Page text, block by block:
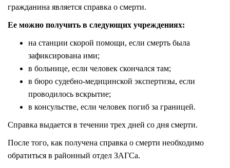
гражданина является справка о смерти.
Ее можно получить в следующих учреждениях:
на станции скорой помощи, если смерть была
зафиксирована ими;
в больнице, если человек скончался там;
в бюро судебно-медицинской экспертизы, если
проводилось вскрытие;
в консульстве, если человек погиб за границей.
Справка выдается в течении трех дней со дня смерти.
После того, как получена справка о смерти необходимо
обратиться в районный отдел ЗАГСа.